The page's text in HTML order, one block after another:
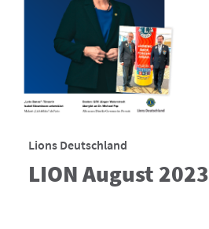
Lions Deutschland
LION August 2023